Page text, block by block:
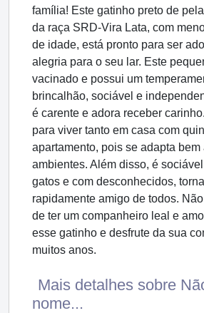
família! Este gatinho preto de
da raça SRD-Vira Lata, com
de idade, está pronto para ser
alegria para o seu lar. Este
vacinado e possui um
brincalhão, sociável e
é carente e adora receber
para viver tanto em casa com
apartamento, pois se adapta bem
ambientes. Além disso, é
gatos e com desconhecidos,
rapidamente amigo de todos.
de ter um companheiro leal e
esse gatinho e desfrute da sua
muitos anos.
Mais detalhes sobre
nome...